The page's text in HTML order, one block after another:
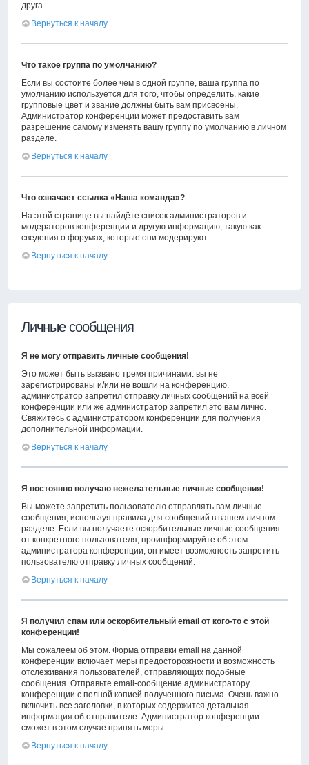
друга.
Вернуться к началу
Что такое группа по умолчанию?
Если вы состоите более чем в одной группе, ваша группа по
умолчанию используется для того, чтобы определить, какие
групповые цвет и звание должны быть вам присвоены.
Администратор конференции может предоставить вам
разрешение самому изменять вашу группу по умолчанию в личном
разделе.
Вернуться к началу
Что означает ссылка «Наша команда»?
На этой странице вы найдёте список администраторов и
модераторов конференции и другую информацию, такую как
сведения о форумах, которые они модерируют.
Вернуться к началу
Личные сообщения
Я не могу отправить личные сообщения!
Это может быть вызвано тремя причинами: вы не
зарегистрированы и/или не вошли на конференцию,
администратор запретил отправку личных сообщений на всей
конференции или же администратор запретил это вам лично.
Свяжитесь с администратором конференции для получения
дополнительной информации.
Вернуться к началу
Я постоянно получаю нежелательные личные сообщения!
Вы можете запретить пользователю отправлять вам личные
сообщения, используя правила для сообщений в вашем личном
разделе. Если вы получаете оскорбительные личные сообщения
от конкретного пользователя, проинформируйте об этом
администратора конференции; он имеет возможность запретить
пользователю отправку личных сообщений.
Вернуться к началу
Я получил спам или оскорбительный email от кого-то с этой
конференции!
Мы сожалеем об этом. Форма отправки email на данной
конференции включает меры предосторожности и возможность
отслеживания пользователей, отправляющих подобные
сообщения. Отправьте email-сообщение администратору
конференции с полной копией полученного письма. Очень важно
включить все заголовки, в которых содержится детальная
информация об отправителе. Администратор конференции
сможет в этом случае принять меры.
Вернуться к началу